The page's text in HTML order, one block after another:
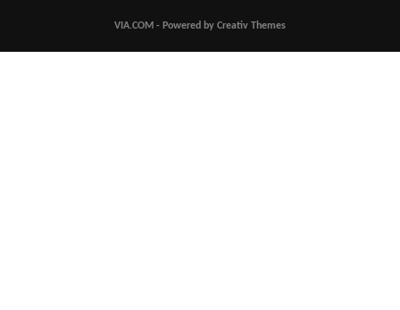
VIA.COM - Powered by Creativ Themes